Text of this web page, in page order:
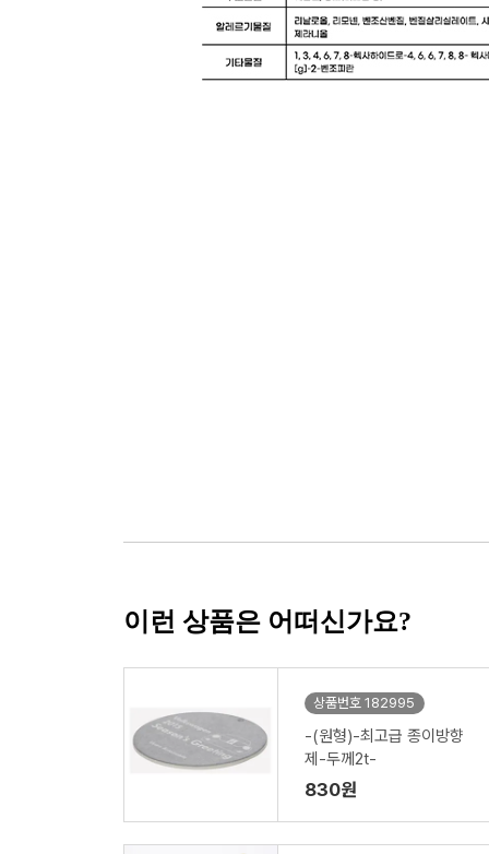
이런 상품은 어떠신가요?
상품번호 182995
-(원형)-최고급 종이방향
제-두께2t-
830원